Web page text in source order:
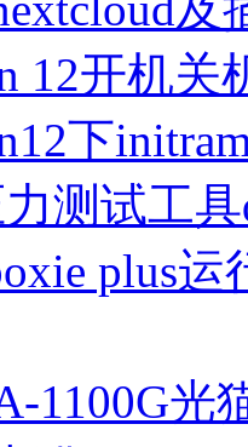
12开机关
下
测试工
plus
1100G光